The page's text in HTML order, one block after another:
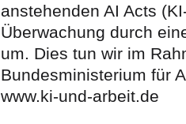
anstehenden AI Acts
Überwachung durch
um. Dies tun wir im
Bundesministerium für
www.ki-und-arbeit.de